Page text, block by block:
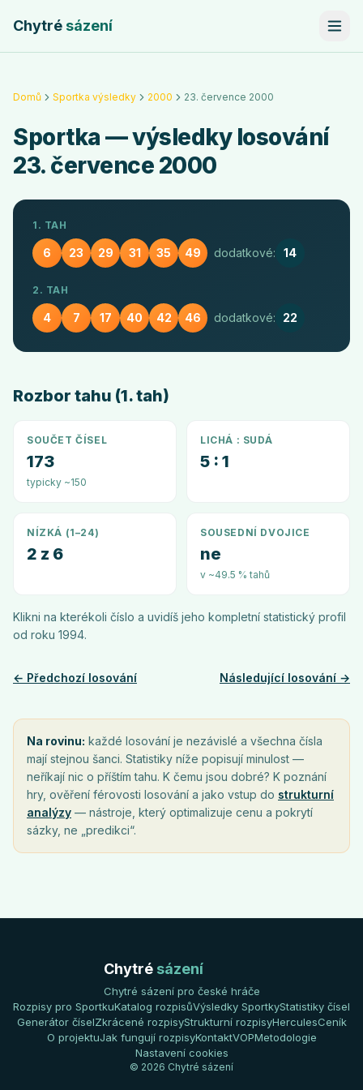
Chytrésázení
Domů Sportka výsledky 2000 23. července 2000
Sportka — výsledky losování
23. července 2000
1. TAH
6 23 29 31 35 49 dodatkové: 14
2. TAH
4 7 17 40 42 46 dodatkové: 22
Rozbor tahu (1. tah)
SOUČET ČÍSEL
173
typicky ~150
LICHÁ : SUDÁ
5 : 1
NÍZKÁ (1–24)
2 z 6
SOUSEDNÍ DVOJICE
ne
v ~49.5 % tahů
Klikni na kterékoli číslo a uvidíš jeho kompletní statistický profil
od roku 1994.
← Předchozí losování Následující losování →
Na rovinu: každé losování je nezávislé a všechna čísla
mají stejnou šanci. Statistiky níže popisují minulost —
neříkají nic o příštím tahu. K čemu jsou dobré? K poznání
hry, ověření férovosti losování a jako vstup do strukturní
analýzy — nástroje, který optimalizuje cenu a pokrytí
sázky, ne „predikci“.
Chytré sázení
Chytré sázení pro české hráče
Rozpisy pro SportkuKatalog rozpisůVýsledky SportkyStatistiky čísel
Generátor číselZkrácené rozpisyStrukturní rozpisyHerculesCeník
O projektuJak fungují rozpisyKontaktVOPMetodologie
Nastavení cookies
© 2026 Chytré sázení